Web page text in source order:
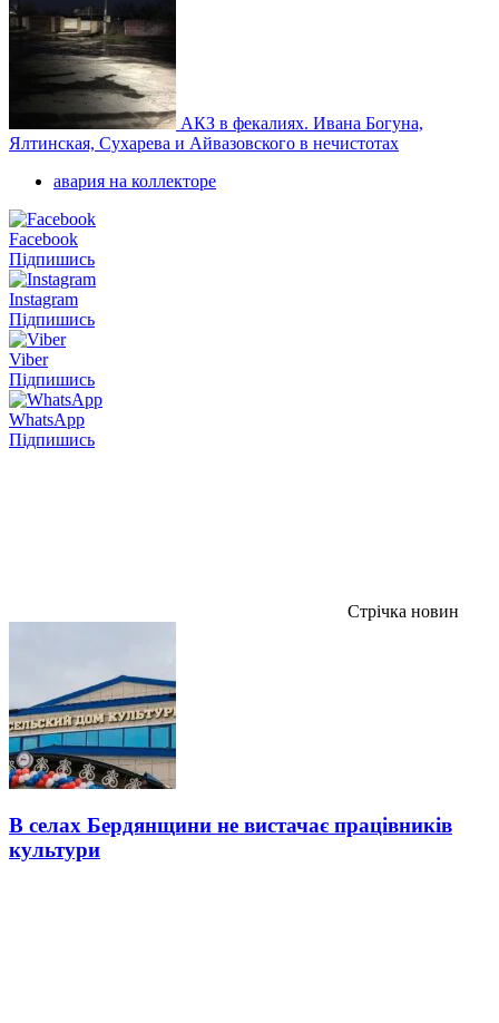
АКЗ в фекалиях. Ивана Богуна,
Ялтинская, Сухарева и Айвазовского в нечистотах
авария на коллекторе
Facebook
Підпишись
Instagram
Підпишись
Viber
Підпишись
WhatsApp
Підпишись
Стрічка новин
В селах Бердянщини не вистачає працівників
культури